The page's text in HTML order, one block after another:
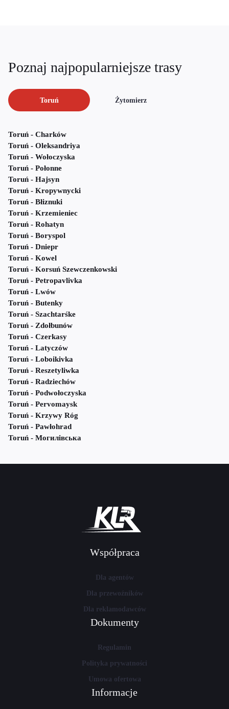
Poznaj najpopularniejsze trasy
Toruń Żytomierz
Toruń - Charków
Toruń - Oleksandriya
Toruń - Wołoczyska
Toruń - Połonne
Toruń - Hajsyn
Toruń - Kropywnycki
Toruń - Błiznuki
Toruń - Krzemieniec
Toruń - Rohatyn
Toruń - Boryspol
Toruń - Dniepr
Toruń - Kowel
Toruń - Korsuń Szewczenkowski
Toruń - Petropavlivka
Toruń - Lwów
Toruń - Butenky
Toruń - Szachtarśke
Toruń - Zdołbunów
Toruń - Czerkasy
Toruń - Latyczów
Toruń - Loboikivka
Toruń - Reszetyliwka
Toruń - Radziechów
Toruń - Podwołoczyska
Toruń - Pervomaysk
Toruń - Krzywy Róg
Toruń - Pawłohrad
Toruń - Могилівська
Współpraca
Dla agentów
Dla przewoźników
Dla reklamodawców
Dokumenty
Regulamin
Polityka prywatności
Umowa ofertowa
Informacje